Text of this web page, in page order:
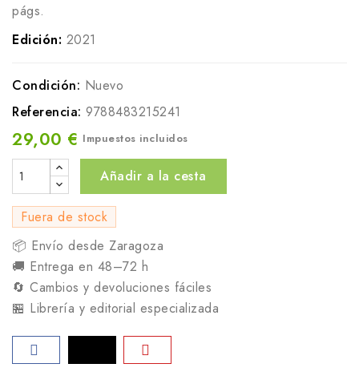
págs.
Edición: 2021
Condición: Nuevo
Referencia: 9788483215241
29,00 € Impuestos incluidos
Añadir a la cesta
Fuera de stock
📦 Envío desde Zaragoza
🚚 Entrega en 48–72 h
🔄 Cambios y devoluciones fáciles
🏪 Librería y editorial especializada